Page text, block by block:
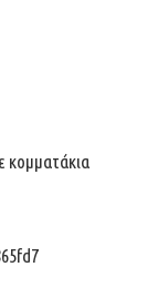
κομματάκια